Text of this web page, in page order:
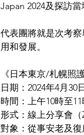
Japan 2024及探訪
代表團將就是次考
用和發展。
《日本東京/札幌照
日期：2024年4月30
時間：上午10時至
形式：線上分享會
對象：從事安老及